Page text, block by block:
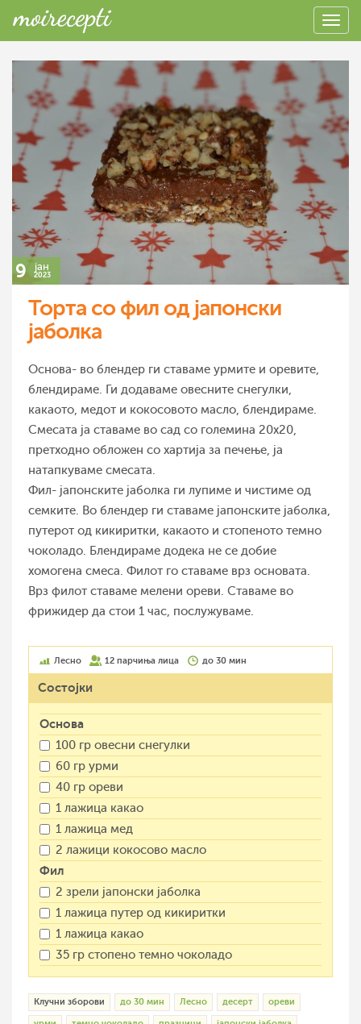
9 јан
2023
Торта со фил од јапонски
јаболка
Основа- во блендер ги ставаме урмите и оревите,
блендираме. Ги додаваме овесните снегулки,
какаото, медот и кокосовото масло, блендираме.
Смесата ја ставаме во сад со големина 20х20,
претходно обложен со хартија за печење, ја
натапкуваме смесата.
Фил- јапонските јаболка ги лупиме и чистиме од
семките. Во блендер ги ставаме јапонските јаболка,
путерот од кикиритки, какаото и стопеното темно
чоколадо. Блендираме додека не се добие
хомогена смеса. Филот го ставаме врз основата.
Врз филот ставаме мелени ореви. Ставаме во
фрижидер да стои 1 час, послужуваме.
Лесно 12 парчиња лица до 30 мин
Состојки
Основа
100 гр овесни снегулки
60 гр урми
40 гр ореви
1 лажица какао
1 лажица мед
2 лажици кокосово масло
Фил
2 зрели јапонски јаболка
1 лажица путер од кикиритки
1 лажица какао
35 гр стопено темно чоколадо
Клучни зборови до 30 мин Лесно десерт ореви